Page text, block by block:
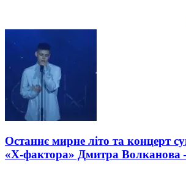
Останнє мирне літо та концерт
«Х-фактора» Дмитра Волканова